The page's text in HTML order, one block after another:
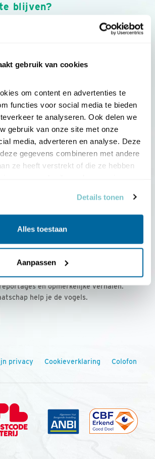
gebruik van cookies
om content en advertenties te
functies voor social media te bieden
te analyseren. Ook delen we
gebruik van onze site met onze
media, adverteren en analyse. Deze
gegevens combineren met andere
ze heeft verstrekt of die ze hebben
Details tonen
Alles toestaan
Aanpassen
blijven?
nieuws, inspiratie, acties en tips
van Vogelbescherming.
Vogels voor € 36,00 per jaar
voor onze leden, met
en opmerkelijke verhalen.
help je de vogels.
privacy Cookieverklaring Colofon